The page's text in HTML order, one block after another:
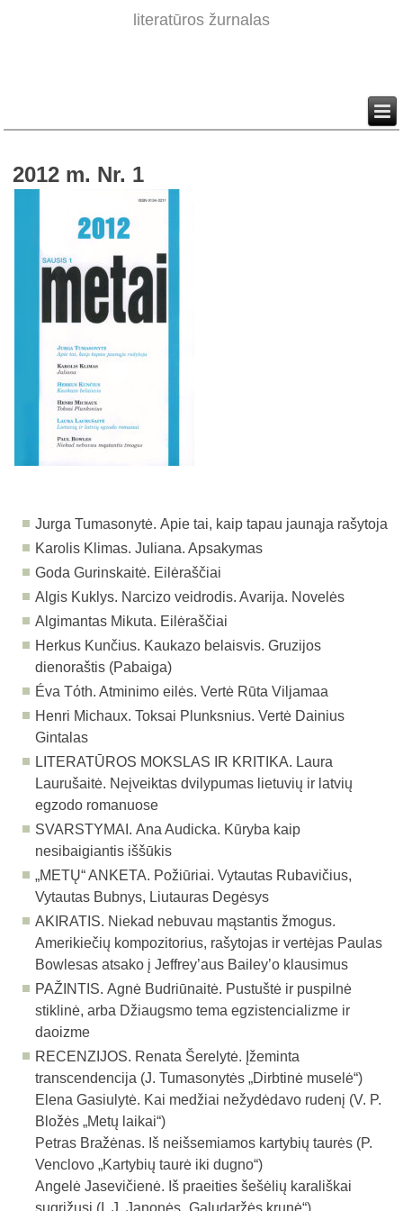
literatūros žurnalas
2012 m. Nr. 1
Jurga Tumasonytė. Apie tai, kaip tapau jaunąja rašytoja
Karolis Klimas. Juliana. Apsakymas
Goda Gurinskaitė. Eilėraščiai
Algis Kuklys. Narcizo veidrodis. Avarija. Novelės
Algimantas Mikuta. Eilėraščiai
Herkus Kunčius. Kaukazo belaisvis. Gruzijos
dienoraštis (Pabaiga)
Éva Tόth. Atminimo eilės. Vertė Rūta Viljamaa
Henri Michaux. Toksai Plunksnius. Vertė Dainius
Gintalas
LITERATŪROS MOKSLAS IR KRITIKA. Laura
Laurušaitė. Neįveiktas dvilypumas lietuvių ir latvių
egzodo romanuose
SVARSTYMAI.Ana Audicka. Kūryba kaip
nesibaigiantis iššūkis
„METŲ“ ANKETA. Požiūriai. Vytautas Rubavičius,
Vytautas Bubnys, Liutauras Degėsys
AKIRATIS. Niekad nebuvau mąstantis žmogus.
Amerikiečių kompozitorius, rašytojas ir vertėjas Paulas
Bowlesas atsako į Jeffrey’aus Bailey’o klausimus
PAŽINTIS.Agnė Budriūnaitė. Pustuštė ir puspilnė
stiklinė, arba Džiaugsmo tema egzistencializme ir
daoizme
RECENZIJOS. Renata Šerelytė. Įžeminta
transcendencija (J. Tumasonytės „Dirbtinė muselė“)
Elena Gasiulytė. Kai medžiai nežydėdavo rudenį (V. P.
Bložės „Metų laikai“)
Petras Bražėnas. Iš neišsemiamos kartybių taurės (P.
Venclovo „Kartybių taurė iki dugno“)
Angelė Jasevičienė. Iš praeities šešėlių karališkai